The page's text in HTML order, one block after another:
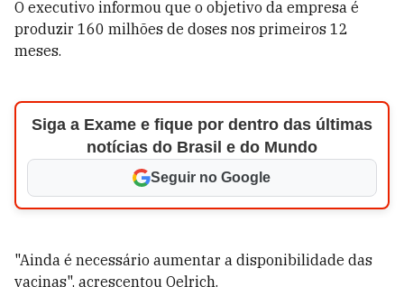
O executivo informou que o objetivo da empresa é
produzir 160 milhões de doses nos primeiros 12
meses.
Siga a Exame e fique por dentro das últimas
notícias do Brasil e do Mundo
Seguir no Google
"Ainda é necessário aumentar a disponibilidade das
vacinas", acrescentou Oelrich.